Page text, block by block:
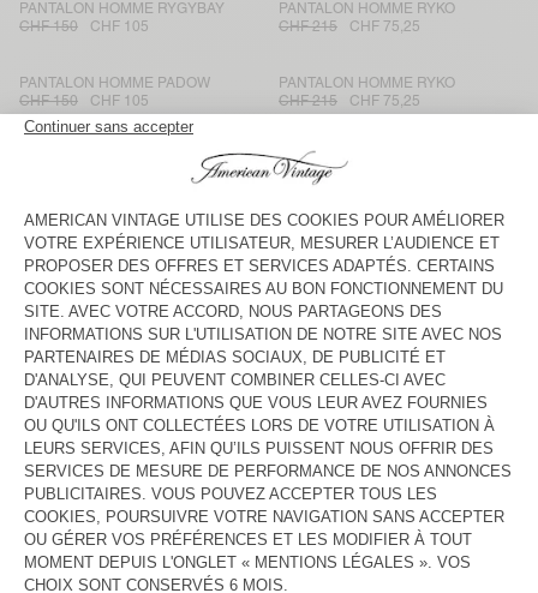
PANTALON HOMME RYGYBAY
CHF 150
CHF 105
PANTALON HOMME RYKO
CHF 215
CHF 75,25
PANTALON HOMME PADOW
CHF 150
CHF 105
PANTALON HOMME RYKO
CHF 215
CHF 75,25
PANTALON HOMME KABIRD
PANTALON HOMME PADOW
CHF 150
PANTALON HOMME TINEBOROW
CHF 150
CHF 52,50
CHF 210
CHF 73,50
PANTALON HOMME PADOW
CHF 150
CHF 63
PANTALON HOMME OBYG
CHF 150
CHF 105
PANTALON HOMME VYLOW
CHF 150
CHF 75
PANTALON HOMME DODILOO
CHF 190
CHF 95
PANTALON HOMME WEFTOWN
CHF 165
CHF 57,75
JOGGING HOMME DADOULOVE
CHF 260
CHF 91
PANTALON HOMME KABIRD
CHF 190
CHF 133
PANTALON HOMME TYBAY
CHF 225
CHF 78,75